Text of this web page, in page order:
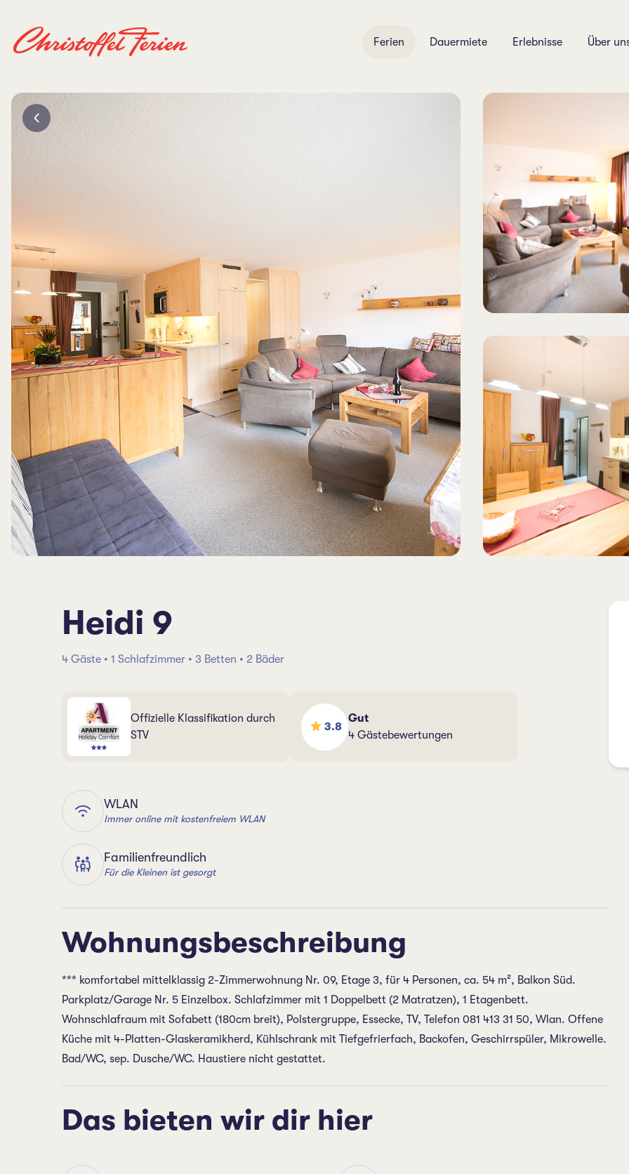
Ferien Dauermiete Erlebnisse Über
Heidi 9
4 Gäste • 1 Schlafzimmer • 3 Betten • 2 Bäder
Offizielle Klassifikation durch
STV
3.8
Gut
4 Gästebewertungen
WLAN
Immer online mit kostenfreiem WLAN
Familienfreundlich
Für die Kleinen ist gesorgt
Wohnungsbeschreibung
*** komfortabel mittelklassig 2-Zimmerwohnung Nr. 09, Etage 3, für 4 Personen, ca. 54 m², Balkon Süd.
Parkplatz/Garage Nr. 5 Einzelbox. Schlafzimmer mit 1 Doppelbett (2 Matratzen), 1 Etagenbett.
Wohnschlafraum mit Sofabett (180cm breit), Polstergruppe, Essecke, TV, Telefon 081 413 31 50, Wlan. Offene
Küche mit 4-Platten-Glaskeramikherd, Kühlschrank mit Tiefgefrierfach, Backofen, Geschirrspüler, Mikrowelle.
Bad/WC, sep. Dusche/WC. Haustiere nicht gestattet.
Das bieten wir dir hier